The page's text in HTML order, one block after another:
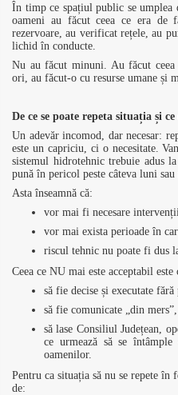
În timp ce spațiul public se umplea
oameni au făcut ceea ce era de
rezervoare, au verificat rețele, au
lichid în conducte.
Nu au făcut minuni. Au făcut
ori, au făcut-o cu resurse umane și
De ce se poate repeta situația și
Un adevăr incomod, dar necesar:
este un capriciu, ci o necesitate.
sistemul hidrotehnic trebuie adus
pună în pericol peste câteva luni sau
Asta înseamnă că:
vor mai fi necesare intervenții,
vor mai exista perioade în
riscul tehnic nu poate fi dus
Ceea ce NU mai este acceptabil
să fie decise și executate fără
să fie comunicate „din mers”,
să lase Consiliul Județean,
ce urmează să se
oamenilor.
Pentru ca situația să nu se repete în
de: